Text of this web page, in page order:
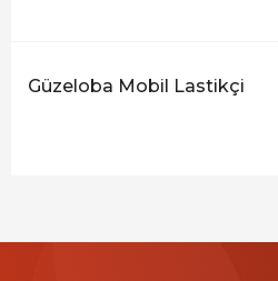
Güzeloba Mobil Lastikçi